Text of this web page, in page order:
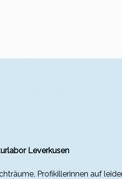
Leverkusen
Profikillerinnen auf